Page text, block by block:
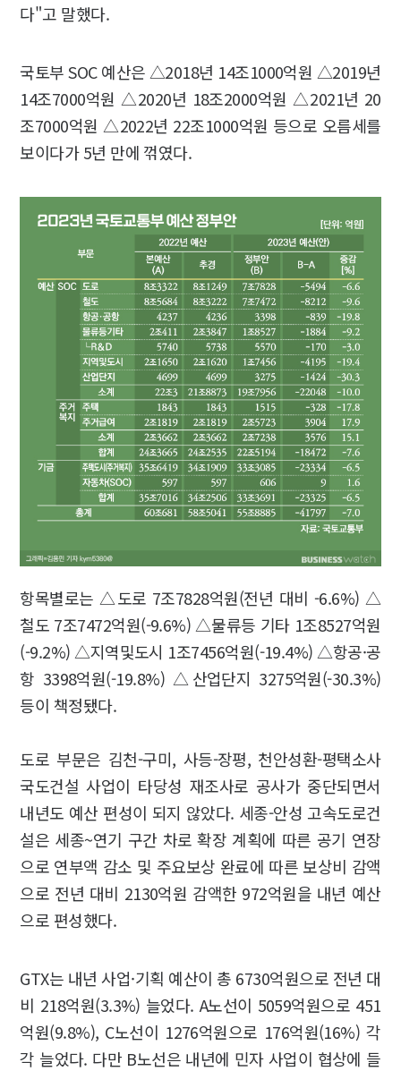
다"고 말했다.
국토부 SOC 예산은 △2018년 14조1000억원 △2019년
14조7000억원 △2020년 18조2000억원 △2021년 20
조7000억원 △2022년 22조1000억원 등으로 오름세를
보이다가 5년 만에 꺾였다.
항목별로는 △도로 7조7828억원(전년 대비 -6.6%) △
철도 7조7472억원(-9.6%) △물류등 기타 1조8527억원
(-9.2%) △지역및도시 1조7456억원(-19.4%) △항공·공
항 3398억원(-19.8%) △산업단지 3275억원(-30.3%)
등이 책정됐다.
도로 부문은 김천-구미, 사등-장평, 천안성환-평택소사
국도건설 사업이 타당성 재조사로 공사가 중단되면서
내년도 예산 편성이 되지 않았다. 세종-안성 고속도로건
설은 세종~연기 구간 차로 확장 계획에 따른 공기 연장
으로 연부액 감소 및 주요보상 완료에 따른 보상비 감액
으로 전년 대비 2130억원 감액한 972억원을 내년 예산
으로 편성했다.
GTX는 내년 사업·기획 예산이 총 6730억원으로 전년 대
비 218억원(3.3%) 늘었다. A노선이 5059억원으로 451
억원(9.8%), C노선이 1276억원으로 176억원(16%) 각
각 늘었다. 다만 B노선은 내년에 민자 사업이 협상에 들